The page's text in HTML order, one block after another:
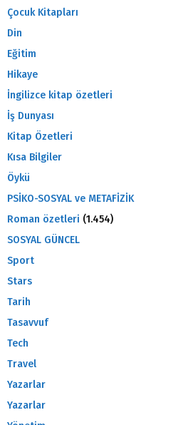
Çocuk Kitapları
Din
Eğitim
Hikaye
İngilizce kitap özetleri
İş Dunyası
Kitap Özetleri
Kısa Bilgiler
Öykü
PSİKO-SOSYAL ve METAFİZİK
Roman özetleri (1.454)
SOSYAL GÜNCEL
Sport
Stars
Tarih
Tasavvuf
Tech
Travel
Yazarlar
Yazarlar